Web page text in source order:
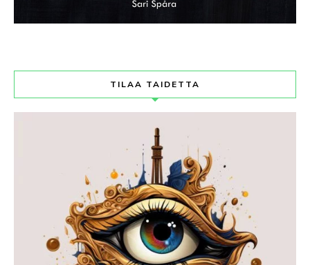
TILAA TAIDETTA